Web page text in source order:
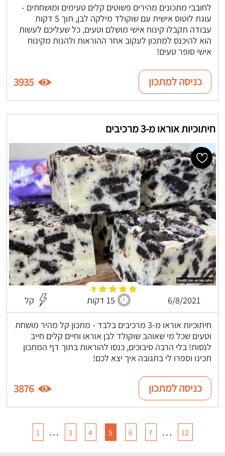
לחובבי מתכונים מהירים פשוטים קלים טעימים ומושחתים -
עוגת לוטוס אישית עם שוקולד מילקה לבן, תוך 5 דקות
עבודה תקבלו קינוח אישי מושלם וטעים, כל שעליכם לעשות
הוא להיכנס למתכון לעקוב אחר ההוראות ולהנות מקינוח
אישי סופר טעים!
כניסה למתכון 3935
חיתוכיות אוראו מ-3 מרכיבים
6/8/2021 15 דקות קל
חיתוכיות אוראו מ-3 מרכיבים בלבד - מתכון קל מהיר מושחת
וטעים שכל מי שאוהב שוקולד לבן אוראו וחיים קלים חייב
לנסות! בלי הרבה סיבוכים, כנסו להוראות בתוך דף המתכון
תכינו וספרו לי בתגובה איך יצא לכם!
כניסה למתכון 3876
1 … 3 4 5 6 7 … 12